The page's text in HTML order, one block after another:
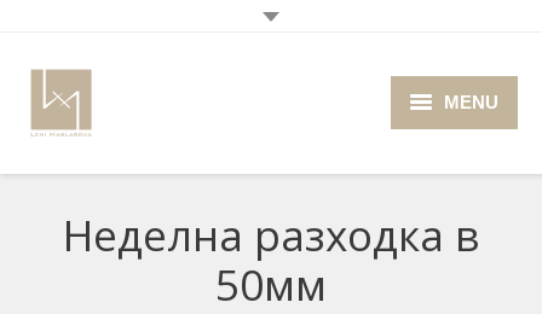
MENU
Home
About me
Portfolio
Нeделна разходка в
50мм